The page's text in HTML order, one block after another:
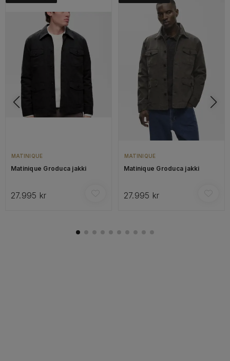
MATINIQUE
Matinique Groduca jakki
27.995 kr
MATINIQUE
Matinique Groduca jakki
27.995 kr